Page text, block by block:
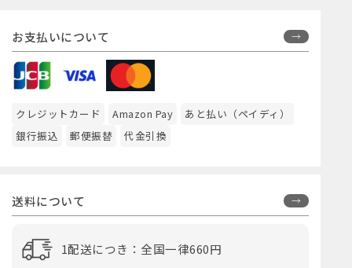
お支払いについて
クレジットカード Amazon Pay
あと払い（ペイディ）
銀行振込
郵便振替 代金引換
送料について
1配送につき：全国一律660円